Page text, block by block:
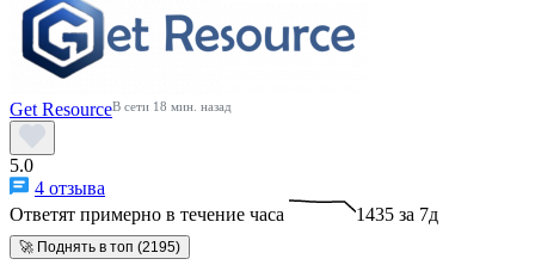
Get ResourceВ сети 18 мин. назад
5.0
4 отзыва
Ответят примерно в течение часа
1435 за 7д
🚀 Поднять в топ (2195)